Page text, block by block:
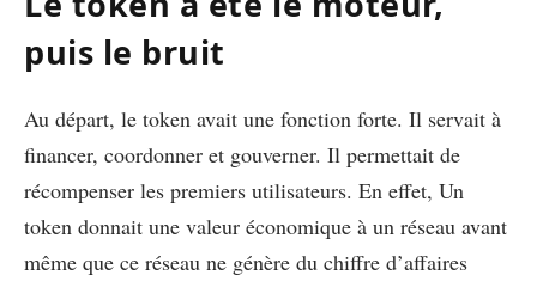
puis le bruit
Au départ, le token avait une fonction forte. Il servait à
financer, coordonner et gouverner. Il permettait de
récompenser les premiers utilisateurs. En effet, Un
token donnait une valeur économique à un réseau avant
même que ce réseau ne génère du chiffre d’affaires